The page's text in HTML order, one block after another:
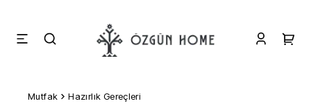
Mutfak Hazırlık Gereçleri